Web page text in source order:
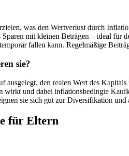
was den Wertverlust durch
mit kleinen Beträgen – ideal für
fallen kann. Regelmäßige
sie?
den realen Wert des
und dabei inflationsbedingte
sie sich gut zur Diversifikation
für Eltern